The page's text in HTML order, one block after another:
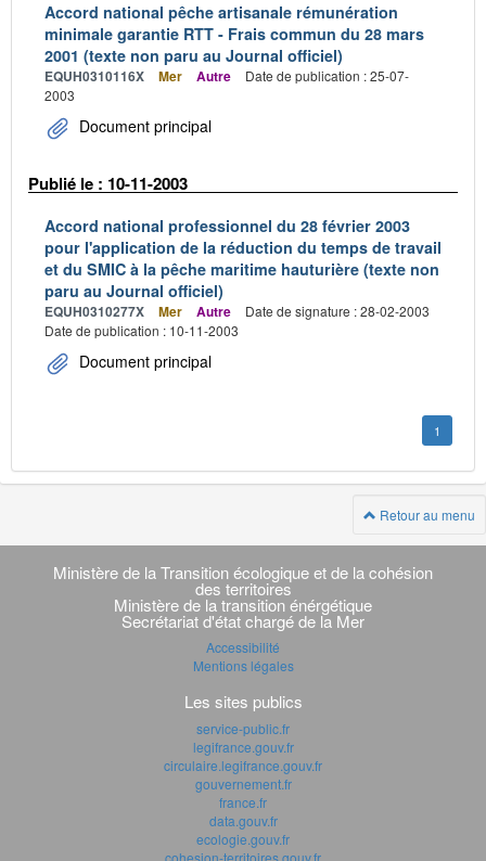
Accord national pêche artisanale rémunération
minimale garantie RTT - Frais commun du 28 mars
2001 (texte non paru au Journal officiel)
EQUH0310116X Mer Autre
Date de publication : 25-07-
2003
Document principal
Publié le : 10-11-2003
Accord national professionnel du 28 février 2003
pour l'application de la réduction du temps de travail
et du SMIC à la pêche maritime hauturière (texte non
paru au Journal officiel)
EQUH0310277X Mer Autre
Date de signature : 28-02-2003
Date de publication : 10-11-2003
Document principal
1
Retour au menu
Navigation
transverse
Ministère de la Transition écologique et de la cohésion
des territoires
Ministère de la transition énérgétique
Secrétariat d'état chargé de la Mer
Accessibilité
Mentions légales
Les sites publics
service-public.fr
legifrance.gouv.fr
circulaire.legifrance.gouv.fr
gouvernement.fr
france.fr
data.gouv.fr
ecologie.gouv.fr
cohesion-territoires.gouv.fr